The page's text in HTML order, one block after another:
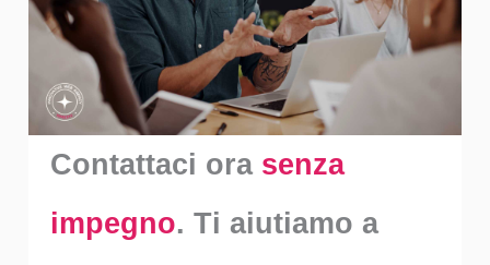
Contattaci ora senza
impegno. Ti aiutiamo a